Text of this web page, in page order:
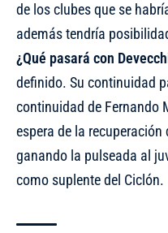
de los clubes que se
además tendría
¿Qué pasará con
definido. Su continuidad
continuidad de Fernando
espera de la
ganando la pulseada al
como suplente del Ciclón.